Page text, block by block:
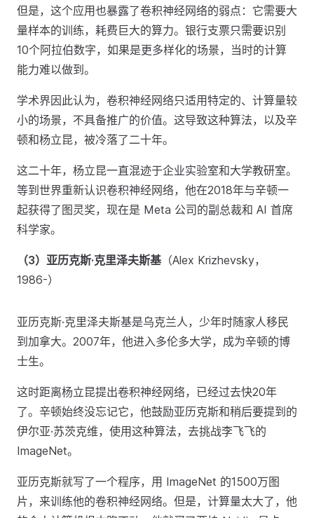
但是，这个应用也暴露了卷积神经网络的弱点：它需要大
量样本的训练，耗费巨大的算力。银行支票只需要识别
10个阿拉伯数字，如果是更多样化的场景，当时的计算
能力难以做到。
学术界因此认为，卷积神经网络只适用特定的、计算量较
小的场景，不具备推广的价值。这导致这种算法，以及辛
顿和杨立昆，被冷落了二十年。
这二十年，杨立昆一直混迹于企业实验室和大学教研室。
等到世界重新认识卷积神经网络，他在2018年与辛顿一
起获得了图灵奖，现在是 Meta 公司的副总裁和 AI 首席
科学家。
（3）亚历克斯·克里泽夫斯基（Alex Krizhevsky，
1986-）
亚历克斯·克里泽夫斯基是乌克兰人，少年时随家人移民
到加拿大。2007年，他进入多伦多大学，成为辛顿的博
士生。
这时距离杨立昆提出卷积神经网络，已经过去快20年
了。辛顿始终没忘记它，他鼓励亚历克斯和稍后要提到的
伊尔亚·苏茨克维，使用这种算法，去挑战李飞飞的
ImageNet。
亚历克斯就写了一个程序，用 ImageNet 的1500万图
片，来训练他的卷积神经网络。但是，计算量太大了，他